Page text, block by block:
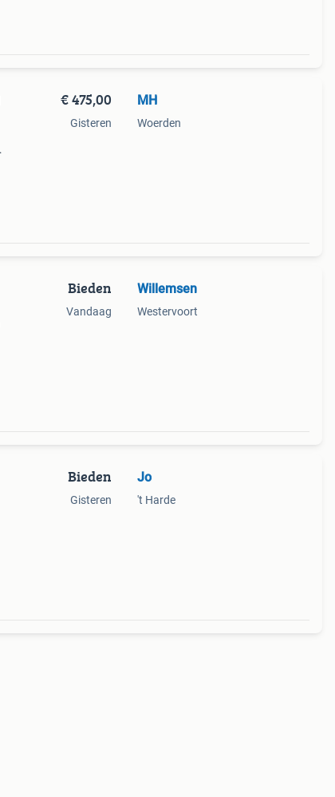
€ 475,00
Gisteren
MH
Woerden
Bieden
Vandaag
Willemsen
Westervoort
Bieden
Gisteren
Jo
't Harde